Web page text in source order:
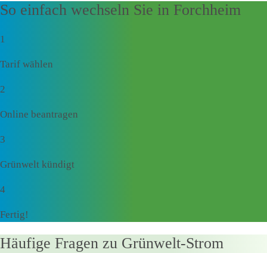
So einfach wechseln Sie in Forchheim
1
Tarif wählen
2
Online beantragen
3
Grünwelt kündigt
4
Fertig!
Häufige Fragen zu Grünwelt-Strom